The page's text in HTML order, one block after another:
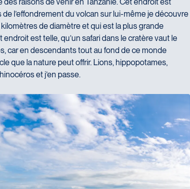
de l’effondrement du volcan sur lui-même je découvre
de diamètre et qui est la plus grande
est telle, qu’un safari dans le cratère vaut le
car en descendants tout au fond de ce monde
que la nature peut offrir. Lions, hippopotames,
et j’en passe.